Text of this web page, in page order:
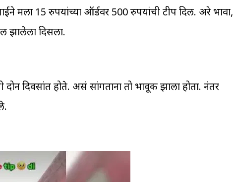
मला 15 रुपयांच्या ऑर्डवर 500 रुपयांची टीप दिली. अरे भावा,
झालेला दिसला.
दिवसांत होते. असं सांगताना तो भावूक झाला होता. नंतर